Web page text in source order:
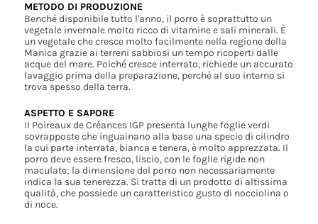
METODO DI PRODUZIONE
Benché disponibile tutto l'anno, il porro è soprattutto un
vegetale invernale molto ricco di vitamine e sali minerali. È
un vegetale che cresce molto facilmente nella regione della
Manica grazie ai terreni sabbiosi un tempo ricoperti dalle
acque del mare. Poiché cresce interrato, richiede un accurato
lavaggio prima della preparazione, perché al suo interno si
trova spesso della terra.
ASPETTO E SAPORE
Il Poireaux de Créances IGP presenta lunghe foglie verdi
sovrapposte che inguainano alla base una specie di cilindro
la cui parte interrata, bianca e tenera, è molto apprezzata. Il
porro deve essere fresco, liscio, con le foglie rigide non
maculate; la dimensione del porro non necessariamente
indica la sua tenerezza. Si tratta di un prodotto di altissima
qualità, che possiede un caratteristico gusto di nocciolina o
di noce.